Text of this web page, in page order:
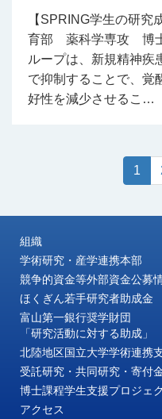
【SPRING学生の研究
育部 薬科学専攻 博
ループは、新規精神疾
で抑制することで、覚
好性を減少させるこ…
1
組織
学術研究・産学連携本部
競争的資金等外部資金公募
ほくぎん若手研究者助成金
富山第一銀行奨学財団
「研究活動に対する助成」
北陸地区国立大学学術連携
受託研究・共同研究・寄付
博士課程学生支援プロジェ
アクセス